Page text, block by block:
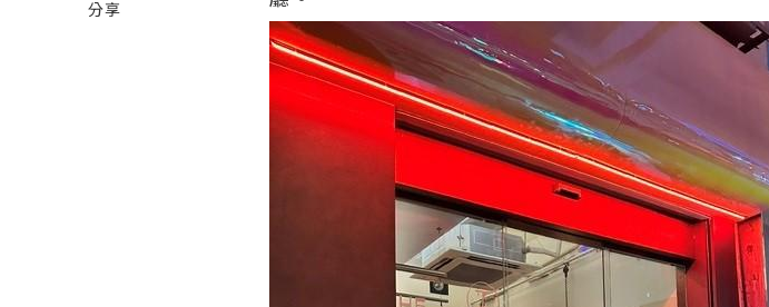
分享